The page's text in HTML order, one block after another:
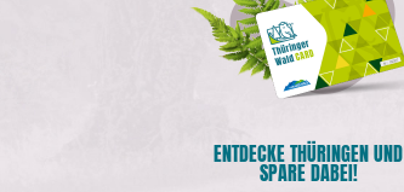
ENTDECKE THÜRINGEN UND
SPARE DABEI!